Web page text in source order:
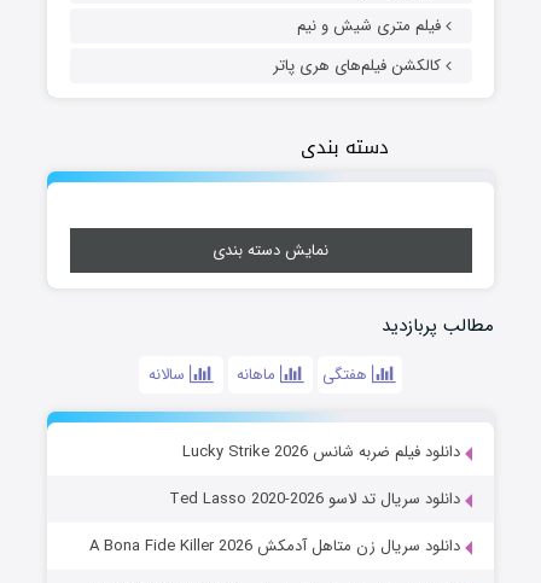
فیلم متری شیش و نیم
کالکشن فیلم‌های هری پاتر
دسته بندی
نمایش دسته بندی
مطالب پربازدید
هفتگی ماهانه سالانه
دانلود فیلم ضربه شانس Lucky Strike 2026
دانلود سریال تد لاسو Ted Lasso 2020-2026
دانلود سریال زن متاهل آدمکش A Bona Fide Killer 2026